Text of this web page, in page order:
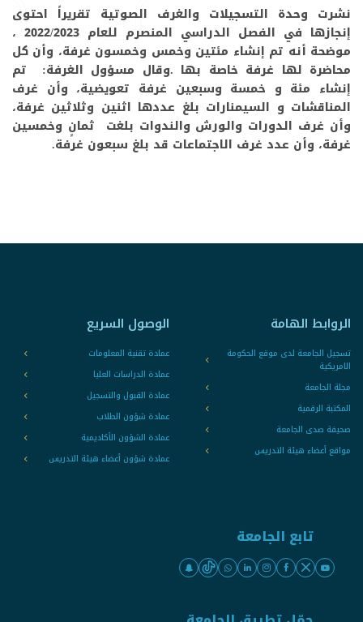
نشرت وحدة التسجيلات والغرف الصوتية تقريراً احتوى
إنجازها في الفصل الدراسي المنصرم للعام 2022/2023 ،
موضحة أنه تم إنشاء مئتين وخمس وخمسون غرفة، وأن كل
محاضرة لها غرفة خاصة بها .وقال مسؤول الغرفة: تم
إنشاء مئة و خمسة وسبعين غرفة تعويضية، وأن غرف
المناقشات و السيمنارات بلغ عددها اثنين وثلاثين غرفة،
وأن غرف الدورات والورش والندوات بلغت ثمانٍ وخمسين
غرفة، وأن عدد غرف الاجتماعات قد بلغ سبعون غرفة.
الروابط الهامة
تسجيل الجامعة لدى موقع الحكومة
الامريكية
مجلة الجامعة
المكتبة الرقمية
صحيفة صدى الجامعة
مواقع أعضاء هيئة التدريس
الوصول السريع
عمادة تقنية المعلومات
عمادة الدراسات العليا
عمادة القبول والتسجيل
عمادة شؤون الطلاب
عمادة الشؤون الأكاديمية
عمادة شؤون أعضاء هيئة التدريس
تابع الجامعة